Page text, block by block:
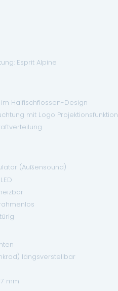
Esprit Alpine
Haifischflossen-Design
mit Logo Projektionsfunktion
(Außensound)
längsverstellbar
mm